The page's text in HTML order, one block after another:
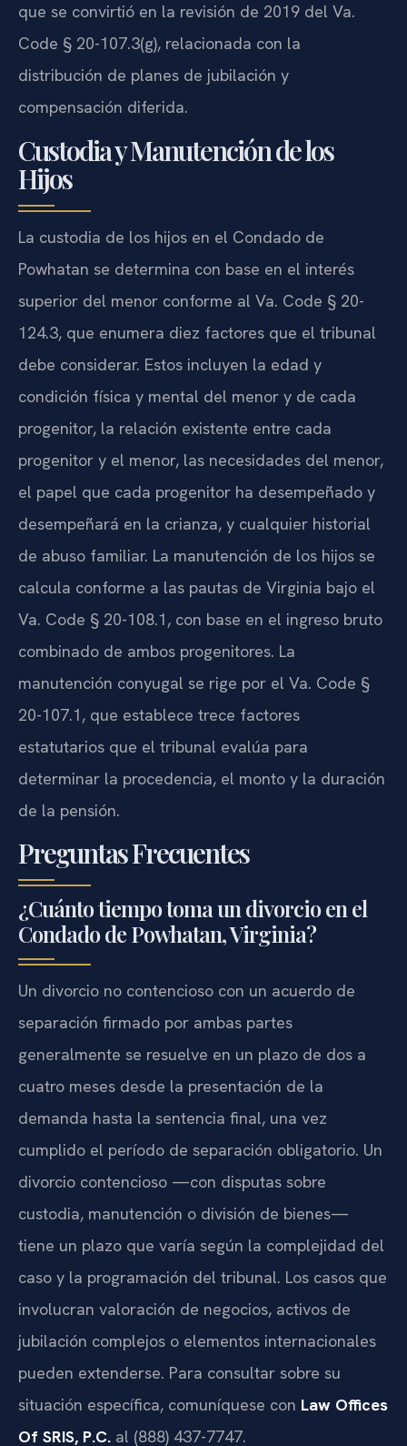
que se convirtió en la revisión de 2019 del Va.
Code § 20-107.3(g), relacionada con la
distribución de planes de jubilación y
compensación diferida.
Custodia y Manutención de los
Hijos
La custodia de los hijos en el Condado de
Powhatan se determina con base en el interés
superior del menor conforme al Va. Code § 20-
124.3, que enumera diez factores que el tribunal
debe considerar. Estos incluyen la edad y
condición física y mental del menor y de cada
progenitor, la relación existente entre cada
progenitor y el menor, las necesidades del menor,
el papel que cada progenitor ha desempeñado y
desempeñará en la crianza, y cualquier historial
de abuso familiar. La manutención de los hijos se
calcula conforme a las pautas de Virginia bajo el
Va. Code § 20-108.1, con base en el ingreso bruto
combinado de ambos progenitores. La
manutención conyugal se rige por el Va. Code §
20-107.1, que establece trece factores
estatutarios que el tribunal evalúa para
determinar la procedencia, el monto y la duración
de la pensión.
Preguntas Frecuentes
¿Cuánto tiempo toma un divorcio en el
Condado de Powhatan, Virginia?
Un divorcio no contencioso con un acuerdo de
separación firmado por ambas partes
generalmente se resuelve en un plazo de dos a
cuatro meses desde la presentación de la
demanda hasta la sentencia final, una vez
cumplido el período de separación obligatorio. Un
divorcio contencioso —con disputas sobre
custodia, manutención o división de bienes—
tiene un plazo que varía según la complejidad del
caso y la programación del tribunal. Los casos que
involucran valoración de negocios, activos de
jubilación complejos o elementos internacionales
pueden extenderse. Para consultar sobre su
situación específica, comuníquese con Law Offices
Of SRIS, P.C. al (888) 437-7747.